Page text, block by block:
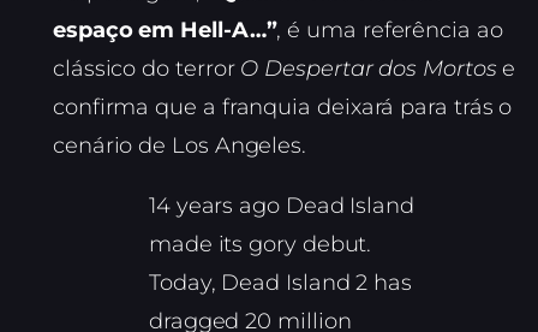
espaço em Hell-A…”, é uma referência ao
clássico do terror O Despertar dos Mortos e
confirma que a franquia deixará para trás o
cenário de Los Angeles.
14 years ago Dead Island
made its gory debut.
Today, Dead Island 2 has
dragged 20 million